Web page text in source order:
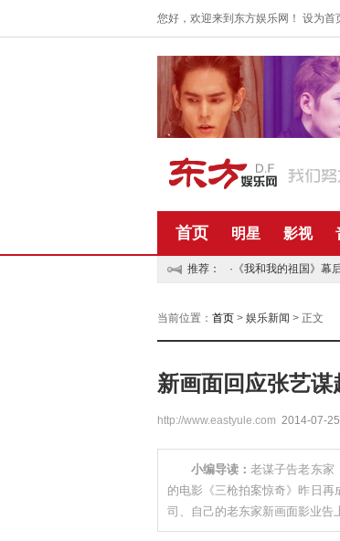
您好，欢迎来到东方娱乐网！ 设为首
首页 明星 影视
推荐： · 《我和我的祖国》幕
当前位置： 首页 > 娱乐新闻 > 正文
新画面回应张艺
http://www.eastyule.com 2014-07-
小编导读：老谋子告老东
的电影《三枪拍案惊奇》昨日
司、自己的老东家新画面影业告